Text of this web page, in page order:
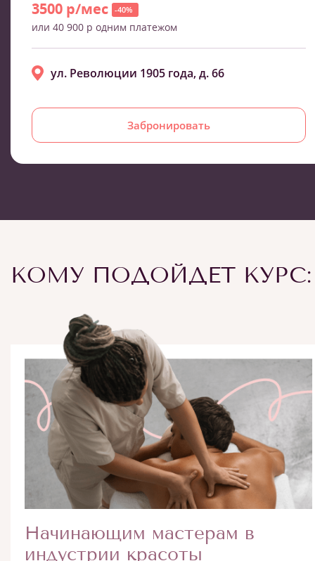
3500 р/мес -40%
или 40 900 р одним платежом
Забронировать
ул. Революции 1905 года, д. 66
КОМУ ПОДОЙДЕТ КУРС:
Начинающим мастерам в
индустрии красоты